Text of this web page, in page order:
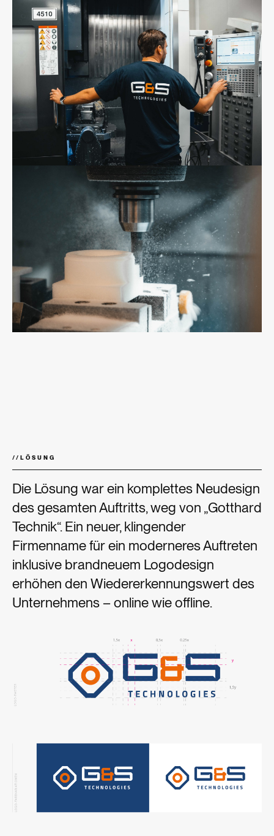
// LÖSUNG
Die Lösung war ein komplettes Neudesign
des gesamten Auftritts, weg von „Gotthard
Technik“. Ein neuer, klingender
Firmenname für ein moderneres Auftreten
inklusive brandneuem Logodesign
erhöhen den Wiedererkennungswert des
Unternehmens – online wie offline.